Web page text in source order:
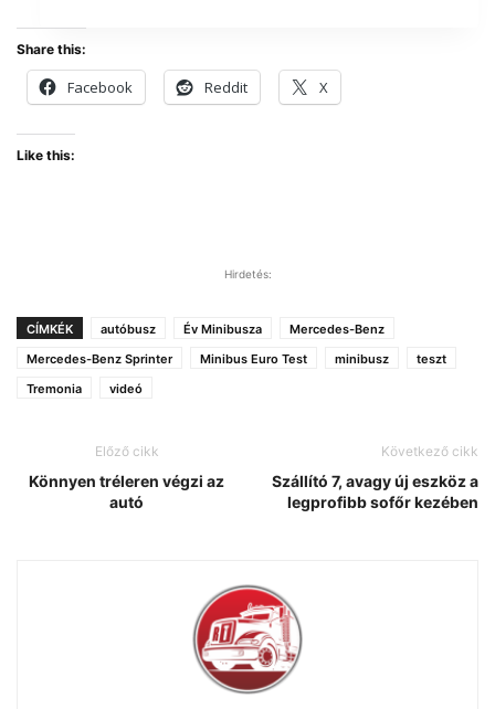
Share this:
Facebook Reddit X
Like this:
Hirdetés:
CÍMKÉK autóbusz Év Minibusza
Mercedes-Benz
Mercedes-Benz Sprinter
Minibus Euro Test minibusz
teszt
Tremonia
videó
Előző cikk
Könnyen tréleren végzi az
autó
Következő cikk
Szállító 7, avagy új eszköz a
legprofibb sofőr kezében